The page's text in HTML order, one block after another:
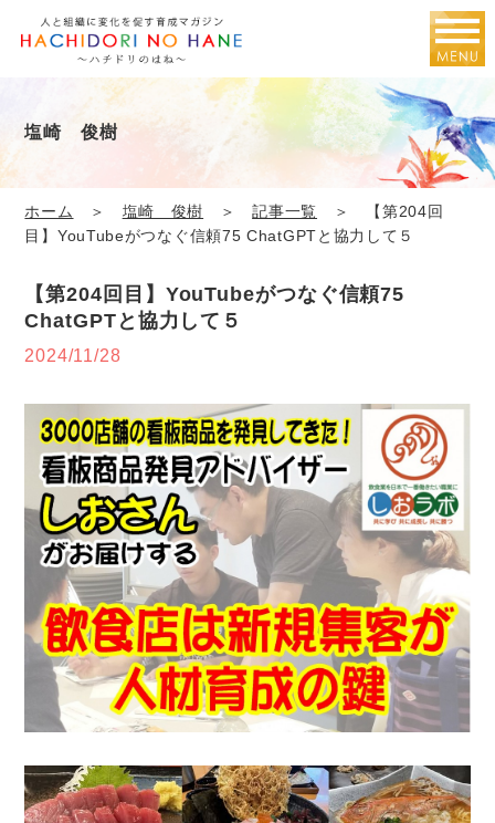
塩崎 俊樹
ホーム ＞ 塩崎 俊樹 ＞記事一覧 ＞ 【第204回
目】YouTubeがつなぐ信頼75 ChatGPTと協力して５
【第204回目】YouTubeがつなぐ信頼75
ChatGPTと協力して５
2024/11/28